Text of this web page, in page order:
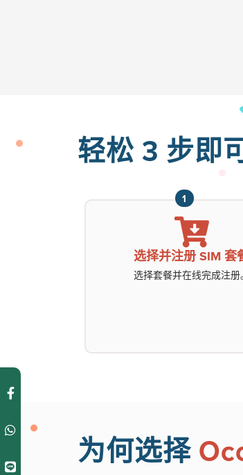
轻松 3 步即
1
选择并注册 SIM 套
选择套餐并在线完成注册。
为何选择